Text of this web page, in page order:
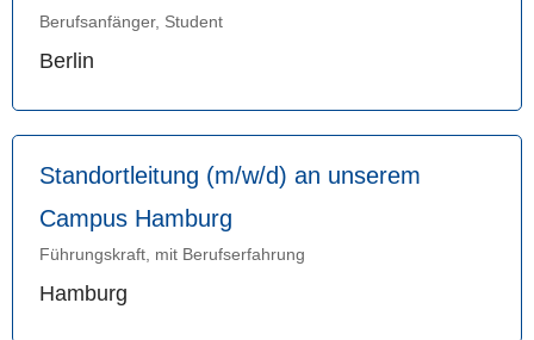
Berufsanfänger, Student
Berlin
Standortleitung (m/w/d) an unserem
Campus Hamburg
Führungskraft, mit Berufserfahrung
Hamburg